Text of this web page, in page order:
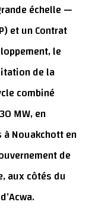
échelle —
et un Contrat
le
de la
combiné
MW, en
Nouakchott en
de
aux côtés du